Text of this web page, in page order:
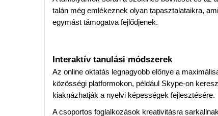
talán még emlékeznek olyan tapasztalataikra,
egymást támogatva fejlődjenek.
Interaktív tanulási módszerek
Az online oktatás legnagyobb előnye a
közösségi platformokon, például Skype-on
kiaknázhatják a nyelvi képességek fejlesztésére.
A csoportos foglalkozások kreativitásra